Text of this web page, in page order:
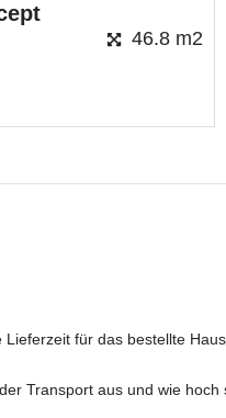
46.8 m2
Lieferzeit für das bestellte
Transport aus und wie hoch